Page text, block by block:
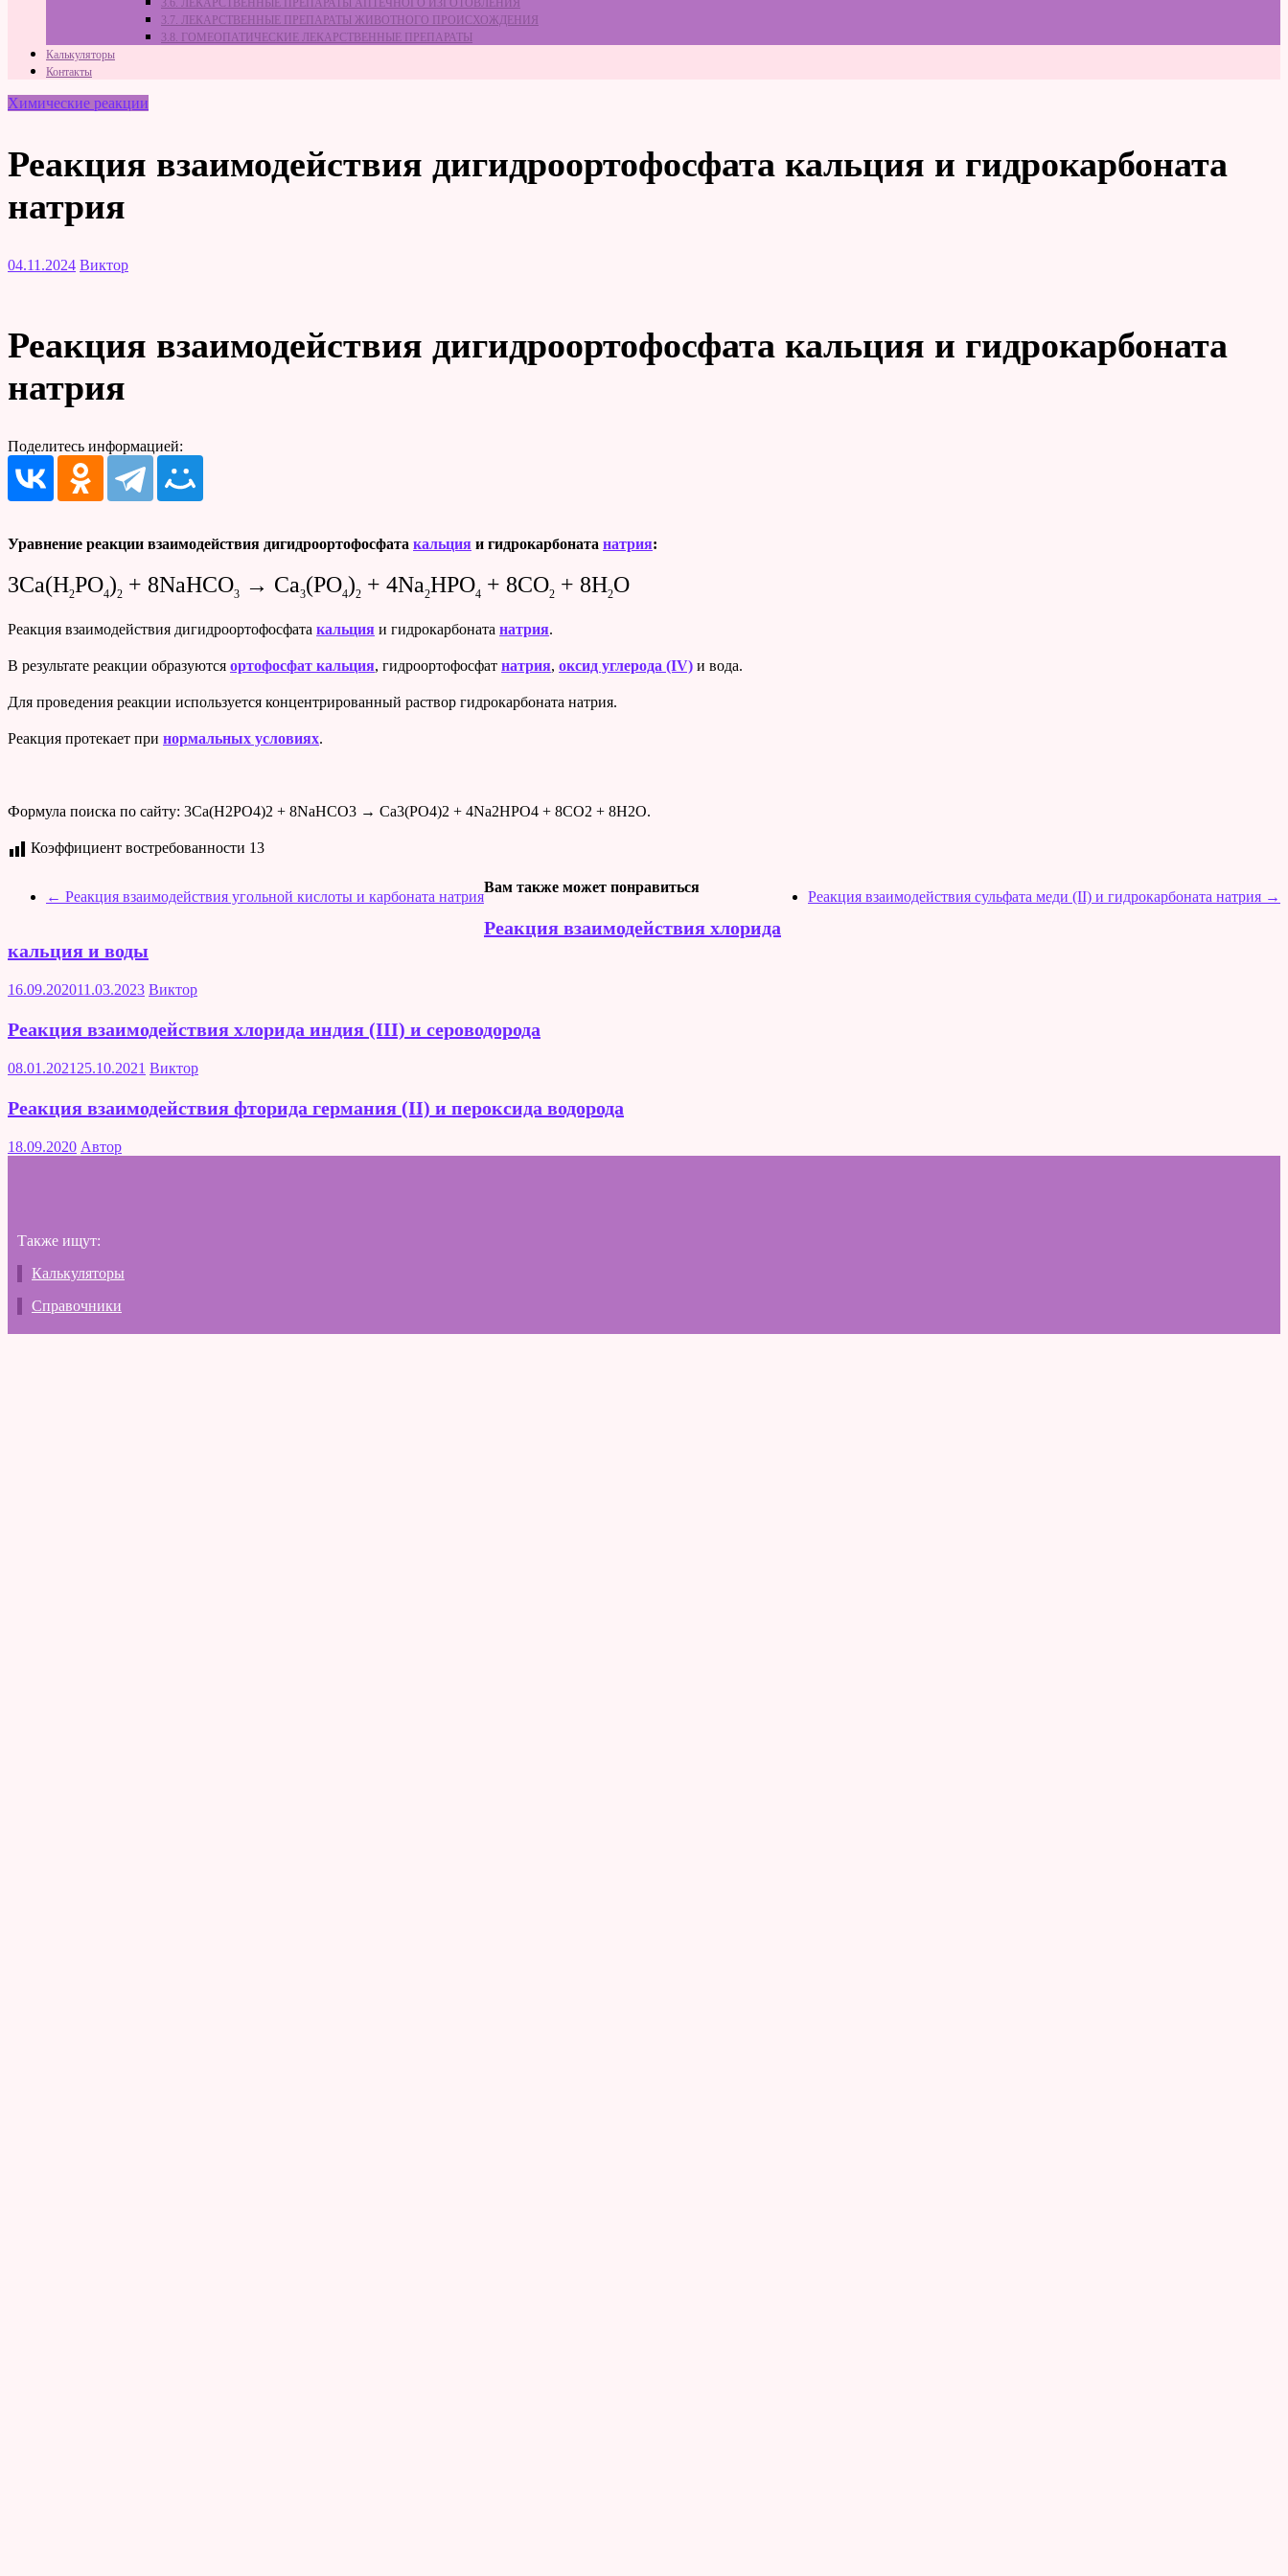
3.6. ЛЕКАРСТВЕННЫЕ ПРЕПАРАТЫ АПТЕЧНОГО ИЗГОТОВЛЕНИЯ
3.7. ЛЕКАРСТВЕННЫЕ ПРЕПАРАТЫ ЖИВОТНОГО ПРОИСХОЖДЕНИЯ
3.8. ГОМЕОПАТИЧЕСКИЕ ЛЕКАРСТВЕННЫЕ ПРЕПАРАТЫ
Калькуляторы
Контакты
Химические реакции
Реакция взаимодействия дигидроортофосфата кальция и гидрокарбоната
натрия
04.11.2024 Виктор
Реакция взаимодействия дигидроортофосфата кальция и гидрокарбоната
натрия
Поделитесь информацией:
Уравнение реакции взаимодействия дигидроортофосфата кальция и гидрокарбоната натрия:
3Ca(H2PO4)2 + 8NaHCO3 → Ca3(PO4)2 + 4Na2HPO4 + 8CO2 + 8H2O
Реакция взаимодействия дигидроортофосфата кальция и гидрокарбоната натрия.
В результате реакции образуются ортофосфат кальция, гидроортофосфат натрия, оксид углерода (IV) и вода.
Для проведения реакции используется концентрированный раствор гидрокарбоната натрия.
Реакция протекает при нормальных условиях.
Формула поиска по сайту: 3Ca(H2PO4)2 + 8NaHCO3 → Ca3(PO4)2 + 4Na2HPO4 + 8CO2 + 8H2O.
Коэффициент востребованности 13
← Реакция взаимодействия угольной кислоты и карбоната натрия Реакция взаимодействия сульфата меди (II) и гидрокарбоната натрия →
Вам также может понравиться
Реакция взаимодействия хлорида
кальция и воды
16.09.202011.03.2023 Виктор
Реакция взаимодействия хлорида индия (III) и сероводорода
08.01.202125.10.2021 Виктор
Реакция взаимодействия фторида германия (II) и пероксида водорода
18.09.2020 Автор
Также ищут:
Калькуляторы
Справочники